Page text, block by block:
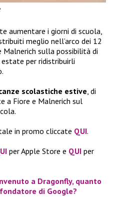
aumentare i giorni di scuola,
meglio nell’arco dei 12
Malnerich sulla possibilità di
estate per ridistribuirli
scolastiche estive , di
a Fiore e Malnerich sul
in promo cliccate QUI.
per Apple Store e QUI per
a Dragonfly, quanto
di Google?